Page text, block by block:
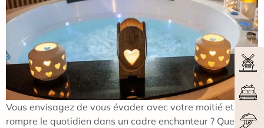
Vous envisagez de vous évader avec votre moitié et de
rompre le quotidien dans un cadre enchanteur ? Que